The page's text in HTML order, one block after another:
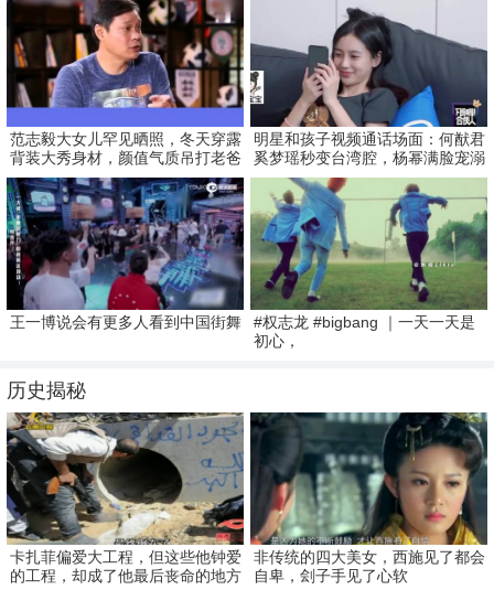
范志毅大女儿罕见晒照，冬天穿露
背装大秀身材，颜值气质吊打老爸
明星和孩子视频通话场面：何猷君
奚梦瑶秒变台湾腔，杨幂满脸宠溺
王一博说会有更多人看到中国街舞
#权志龙 #bigbang ｜一天一天是
初心，
历史揭秘
卡扎菲偏爱大工程，但这些他钟爱
的工程，却成了他最后丧命的地方
非传统的四大美女，西施见了都会
自卑，刽子手见了心软